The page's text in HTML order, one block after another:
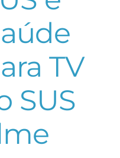
TV
SUS